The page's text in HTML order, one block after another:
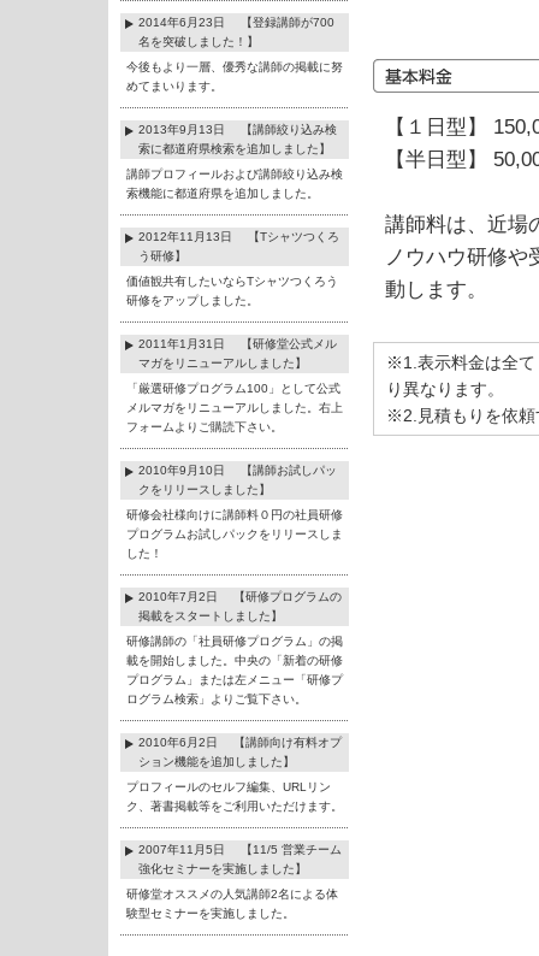
2014年6月23日 【登録講師が700
名を突破しました！】
今後もより一層、優秀な講師の掲載に努
めてまいります。
2013年9月13日 【講師絞り込み検
索に都道府県検索を追加しました】
講師プロフィールおよび講師絞り込み検
索機能に都道府県を追加しました。
2012年11月13日 【Tシャツつくろ
う研修】
価値観共有したいならTシャツつくろう
研修をアップしました。
2011年1月31日 【研修堂公式メル
マガをリニューアルしました】
「厳選研修プログラム100」として公式
メルマガをリニューアルしました。右上
フォームよりご購読下さい。
2010年9月10日 【講師お試しパッ
クをリリースしました】
研修会社様向けに講師料０円の社員研修
プログラムお試しパックをリリースしま
した！
2010年7月2日 【研修プログラムの
掲載をスタートしました】
研修講師の「社員研修プログラム」の掲
載を開始しました。中央の「新着の研修
プログラム」または左メニュー「研修プ
ログラム検索」よりご覧下さい。
2010年6月2日 【講師向け有料オプ
ション機能を追加しました】
プロフィールのセルフ編集、URLリン
ク、著書掲載等をご利用いただけます。
2007年11月5日 【11/5 営業チーム
強化セミナーを実施しました】
研修堂オススメの人気講師2名による体
験型セミナーを実施しました。
【１日型】
【半日型】
講師料は、近場
ノウハウ研修や
動します。
※1.表示料金は全て
り異なります。
※2.見積もりを依頼